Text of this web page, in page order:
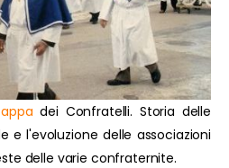
dei Confratelli. Storia delle
e l'evoluzione delle associazioni
delle varie confraternite.